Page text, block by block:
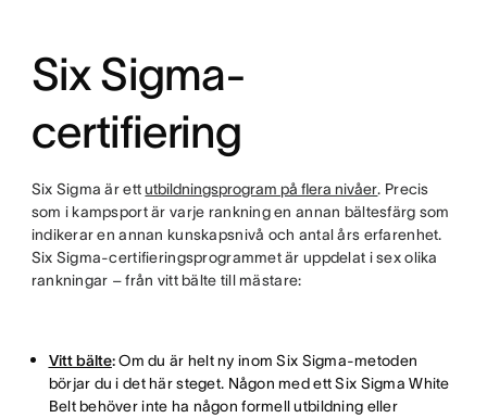
Six Sigma-
certifiering
Six Sigma är ettutbildningsprogram på flera nivåer. Precis
som i kampsport är varje rankning en annan bältesfärg som
indikerar en annan kunskapsnivå och antal års erfarenhet.
Six Sigma-certifieringsprogrammet är uppdelat i sex olika
rankningar – från vitt bälte till mästare:
Vitt bälte:Om du är helt ny inom Six Sigma-metoden
börjar du i det här steget. Någon med ett Six Sigma White
Belt behöver inte ha någon formell utbildning eller